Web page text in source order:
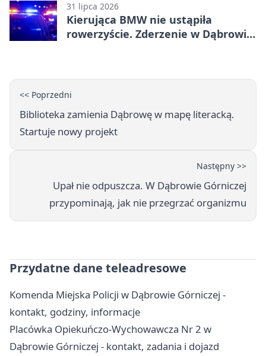
31 lipca 2026
Kierująca BMW nie ustąpiła
rowerzyście. Zderzenie w Dąbrowie
<< Poprzedni
Biblioteka zamienia Dąbrowę w mapę literacką.
Startuje nowy projekt
Następny >>
Upał nie odpuszcza. W Dąbrowie Górniczej
przypominają, jak nie przegrzać organizmu
Przydatne dane teleadresowe
Komenda Miejska Policji w Dąbrowie Górniczej -
kontakt, godziny, informacje
Placówka Opiekuńczo-Wychowawcza Nr 2 w
Dąbrowie Górniczej - kontakt, zadania i dojazd